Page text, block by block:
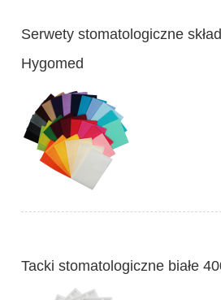
Serwety stomatologiczne
Hygomed
Tacki stomatologiczne białe